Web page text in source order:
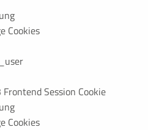
Cookies
Frontend Session Cookie
Cookies